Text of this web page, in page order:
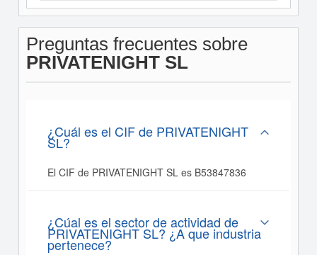
Preguntas frecuentes sobre
PRIVATENIGHT SL
¿Cuál es el CIF de PRIVATENIGHT
SL?
El CIF de PRIVATENIGHT SL es B53847836
¿Cúal es el sector de actividad de
PRIVATENIGHT SL? ¿A que industria
pertenece?